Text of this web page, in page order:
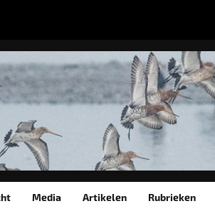
Media Artikelen Rubrieken